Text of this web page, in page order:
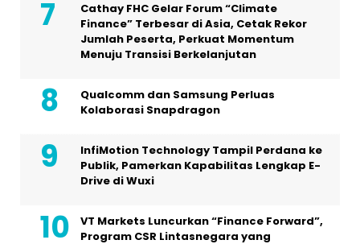
Cathay FHC Gelar Forum “Climate
Finance” Terbesar di Asia, Cetak Rekor
Jumlah Peserta, Perkuat Momentum
Menuju Transisi Berkelanjutan
Qualcomm dan Samsung Perluas
Kolaborasi Snapdragon
InfiMotion Technology Tampil Perdana ke
Publik, Pamerkan Kapabilitas Lengkap E-
Drive di Wuxi
VT Markets Luncurkan “Finance Forward”,
Program CSR Lintasnegara yang